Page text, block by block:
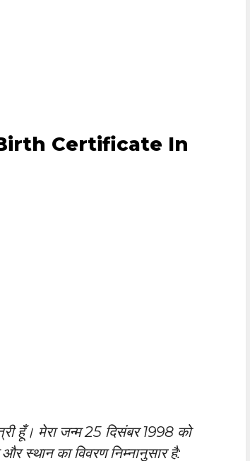
Certificate In
हूँ। मेरा जन्म 25 दिसंबर 1998 को
स्थान का विवरण निम्नानुसार है: